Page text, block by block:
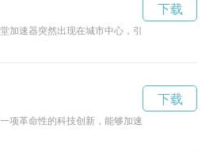
加速器突然出现在城市中心，引起了人们的好
下载
项革命性的科技创新，能够加速时光的流逝，
下载